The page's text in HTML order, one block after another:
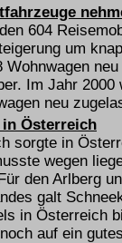
604
um
Wohnwagen
Im Jahr
neu
Österreich
sorgte in
wegen
den Arlberg
galt
in Österreich
auf ein